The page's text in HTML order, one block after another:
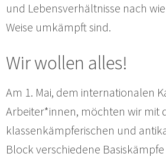
und Lebensverhältnisse nach
Weise umkämpft sind.
Wir wollen alles!
Am 1. Mai, dem internationalen
Arbeiter*innen, möchten wir mit
klassenkämpferischen und
Block verschiedene Basiskämpfe